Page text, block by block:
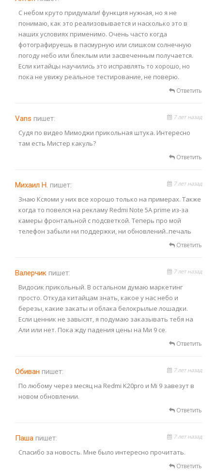
С небом круто придумали! функция нужная, но я не
понимаю, как это реализовывается и насколько это в
наших условиях применимо. Очень часто когда
фотографируешь в пасмурную или слишком солнечную
погоду небо или блеклым или засвеченным получается.
Если китайцы научились это исправлять то хорошо, но
пока не увижу реальное тестирование, не поверю.
Ответить
Vans пишет: 7 лет назад
Судя по видео Мимоджи прикольная штука. Интересно
там есть Мистер какуль?
Ответить
Михаил Н. пишет: 7 лет назад
Знаю Ксяоми у них все хорошо только на примерах. Также
когда то повелся на рекламу Redmi Note 5A prime из-за
камеры фронтальной с подсветкой. Теперь про мой
телефон забыли ни поддержки, ни обновлений..печаль
Ответить
Валерчик пишет: 7 лет назад
Видосик прикольный. В остальном думаю маркетинг
просто. Откуда китайцам знать, какое у нас небо и
березы, какие закаты и облака белокрылые лошадки.
Если ценник не завысят, я подумаю заказывать тебя на
Али или нет. Пока жду падения цены на Ми 9 се.
Ответить
Обиван пишет: 7 лет назад
По любому через месяц на Redmi K20pro и Mi 9 завезут в
новом обновлении.
Ответить
Паша пишет: 7 лет назад
Спасибо за новость. Мне было интересно прочитать.
Ответить